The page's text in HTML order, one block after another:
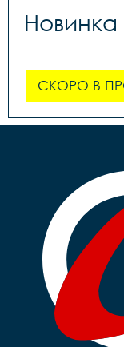
Новинка
СКОРО В